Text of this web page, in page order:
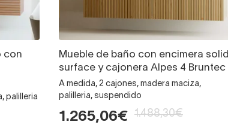
con
palilleria
Mueble de baño con encimera solid
surface y cajonera Alpes 4 Bruntec
A medida, 2 cajones, madera maciza,
palilleria, suspendido
1.265,06€ 1.488,30€